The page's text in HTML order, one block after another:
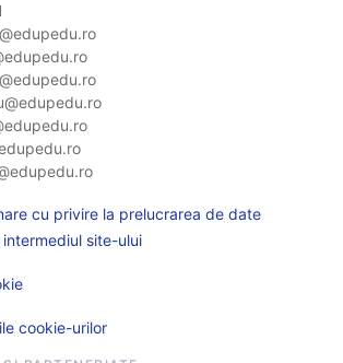
cu privire la prelucrarea de date
site-ului
cookie-urilor